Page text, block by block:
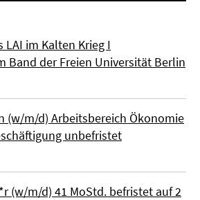
LAI im Kalten Krieg I
Band der Freien Universität Berlin
(w/m/d) Arbeitsbereich Ökonomie
unbefristet
(w/m/d) 41 MoStd. befristet auf 2